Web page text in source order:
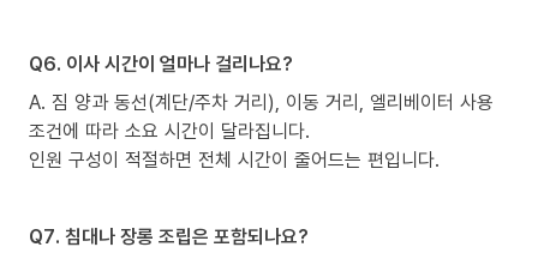
Q6. 이사 시간이 얼마나 걸리나요?
A. 짐 양과 동선(계단/주차 거리), 이동 거리, 엘리베이터 사용
조건에 따라 소요 시간이 달라집니다.
인원 구성이 적절하면 전체 시간이 줄어드는 편입니다.
Q7. 침대나 장롱 조립은 포함되나요?